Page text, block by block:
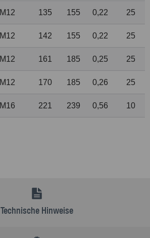
M12 135 155 0,22 25
M12 142 155 0,22 25
M12 161 185 0,25 25
M12 170 185 0,26 25
M16 221 239 0,56 10
Technische Hinweise